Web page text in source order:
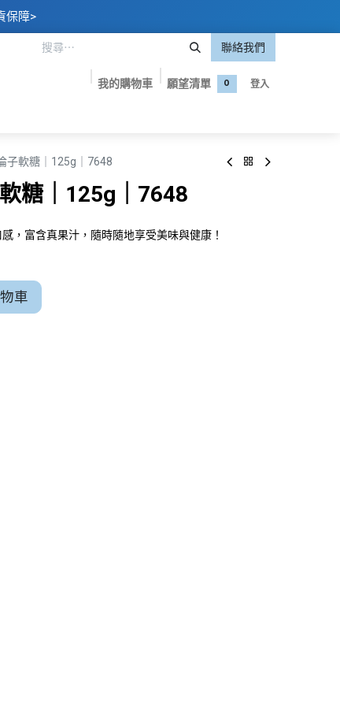
保障>
聯絡我們
我的購物車 0
願望清單 登入
子軟糖｜125g｜7648
糖｜125g｜7648
，富含真果汁，隨時隨地享受美味與健康！
車